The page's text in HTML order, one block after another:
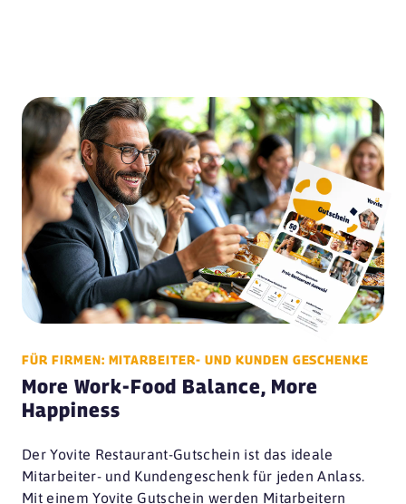
FÜR FIRMEN: MITARBEITER- UND KUNDEN GESCHENKE
More Work-Food Balance, More
Happiness
Der Yovite Restaurant-Gutschein ist das ideale
Mitarbeiter- und Kundengeschenk für jeden Anlass.
Mit einem Yovite Gutschein werden Mitarbeitern